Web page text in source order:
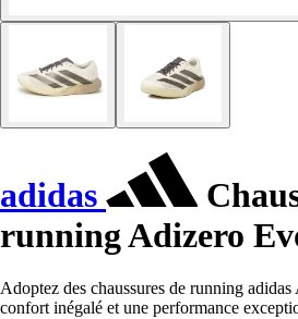
adidas
running Adizero
Adoptez des chaussures de running
confort inégalé et une performance